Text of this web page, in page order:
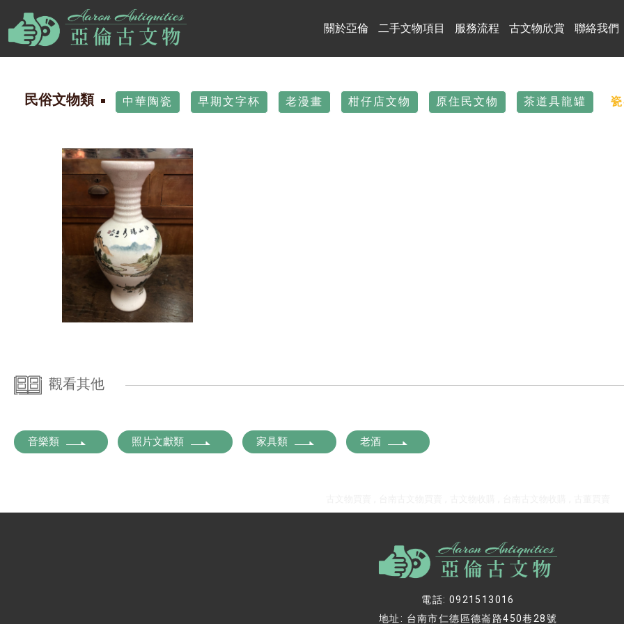
關於亞倫 二手文物項目 服務流程 古文物欣賞 聯絡我們
民俗文物類 中華陶瓷 早期文字杯 老漫畫 柑仔店文物 原住民文物 茶道具龍罐
觀看其他
音樂類 照片文獻類 家具類 老酒
電話: 0921513016
地址: 台南市仁德區德崙路450巷28號